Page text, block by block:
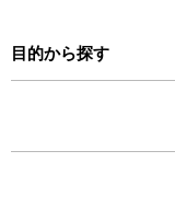
目的から探す